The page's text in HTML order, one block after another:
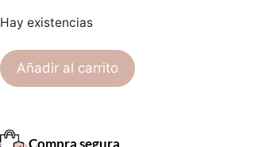
Hay existencias
Añadir al carrito